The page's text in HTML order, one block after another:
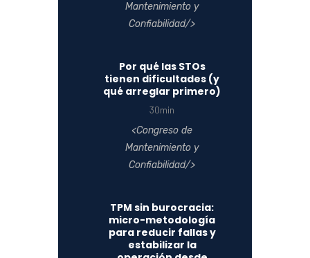
Mantenimiento y
Confiabilidad
Por qué las STOs
tienen dificultades (y
qué arreglar primero)
30min
Congreso de
Mantenimiento y
Confiabilidad
TPM sin burocracia:
micro-metodología
para reducir fallas y
estabilizar la